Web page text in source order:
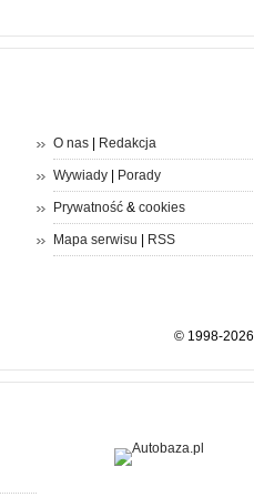
O nas| Redakcja
Wywiady| Porady
Prywatność& cookies
Mapa serwisu RSS
© 1998-2026